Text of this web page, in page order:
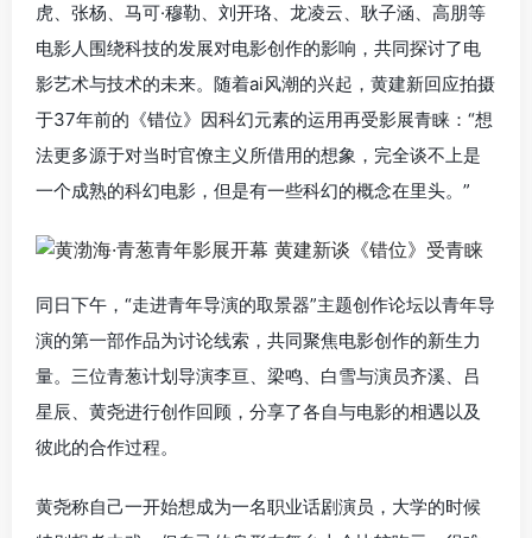
虎、张杨、马可·穆勒、刘开珞、龙凌云、耿子涵、高朋等
电影人围绕科技的发展对电影创作的影响，共同探讨了电
影艺术与技术的未来。随着ai风潮的兴起，黄建新回应拍摄
于37年前的《错位》因科幻元素的运用再受影展青睐：“想
法更多源于对当时官僚主义所借用的想象，完全谈不上是
一个成熟的科幻电影，但是有一些科幻的概念在里头。”
同日下午，“走进青年导演的取景器”主题创作论坛以青年导
演的第一部作品为讨论线索，共同聚焦电影创作的新生力
量。三位青葱计划导演李亘、梁鸣、白雪与演员齐溪、吕
星辰、黄尧进行创作回顾，分享了各自与电影的相遇以及
彼此的合作过程。
黄尧称自己一开始想成为一名职业话剧演员，大学的时候